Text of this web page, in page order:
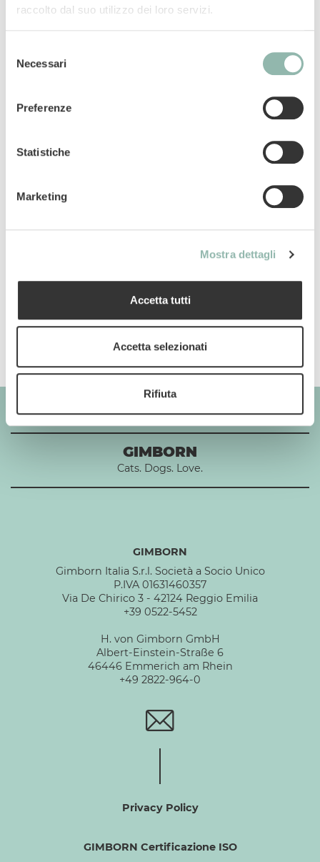
raccolto dal suo utilizzo dei loro servizi.
delNecessari
Preferenze
Statistiche
Marketing
Mostra dettagli
Accetta tutti
Accetta selezionati
Rifiuta
Contenuto: 60g
Componenti analitici
Composizione
Additivi per 1 kg
GIMBORN
Cats. Dogs. Love.
GIMBORN
Gimborn Italia S.r.l. Società a Socio Unico
P.IVA 01631460357
Via De Chirico 3 - 42124 Reggio Emilia
+39 0522-5452
H. von Gimborn GmbH
Albert-Einstein-Straße 6
46446 Emmerich am Rhein
+49 2822-964-0
Privacy Policy
GIMBORN Certificazione ISO